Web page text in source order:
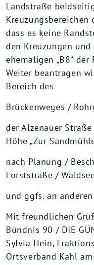
Landstraße
Kreuzungsbereichen
dass es keine
den Kreuzungen
ehemaligen „B8“ der
Weiter beantragen
Bereich des
Brückenweges /
der Alzenauer
Höhe „Zur
nach Planung /
Forststraße /
und ggfs. an
Mit freundlichen
Bündnis 90 / DIE
Sylvia Hein,
Ortsverband Kahl